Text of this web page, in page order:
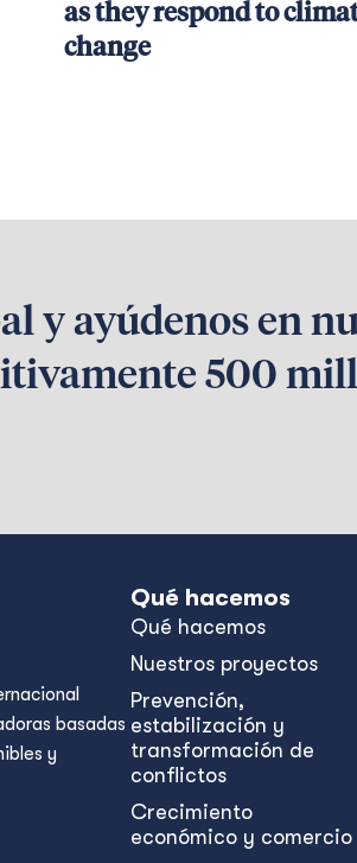
as they respond to
change
y ayúdenos en
500
basadas
y
Qué hacemos
Qué hacemos
Nuestros proyectos
Prevención,
estabilización y
transformación de
conflictos
Crecimiento
económico y comercio